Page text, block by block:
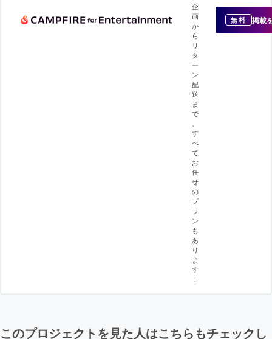
企
画
か
ら
リ
タ
ー
ン
配
送
ま
で
す
べ
て
お
任
せ
の
プ
ラ
ン
も
あ
り
ま
す
！
無料 掲載
このプロジェクトを見た人はこちらもチェックし